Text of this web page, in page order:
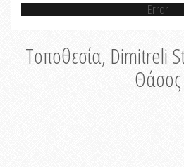
Error
Τοποθεσία, Dimitreli
Θάσος